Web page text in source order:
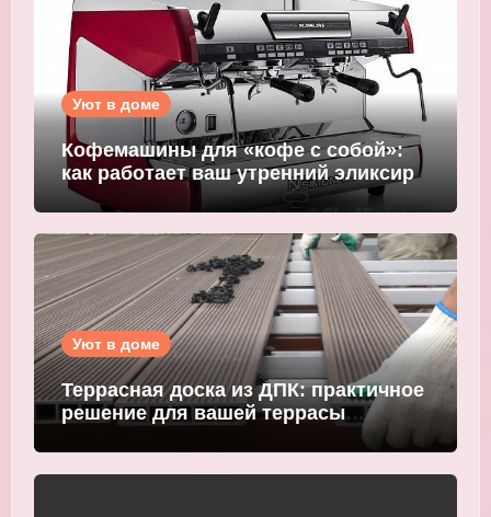
Уют в доме
Кофемашины для «кофе с собой»:
как работает ваш утренний эликсир
Уют в доме
Террасная доска из ДПК: практичное
решение для вашей террасы